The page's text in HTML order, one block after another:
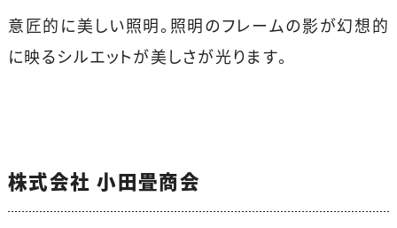
意匠的に美しい照明。照明のフレームの影が幻想的
に映るシルエットが美しさが光ります。
株式会社 小田畳商会